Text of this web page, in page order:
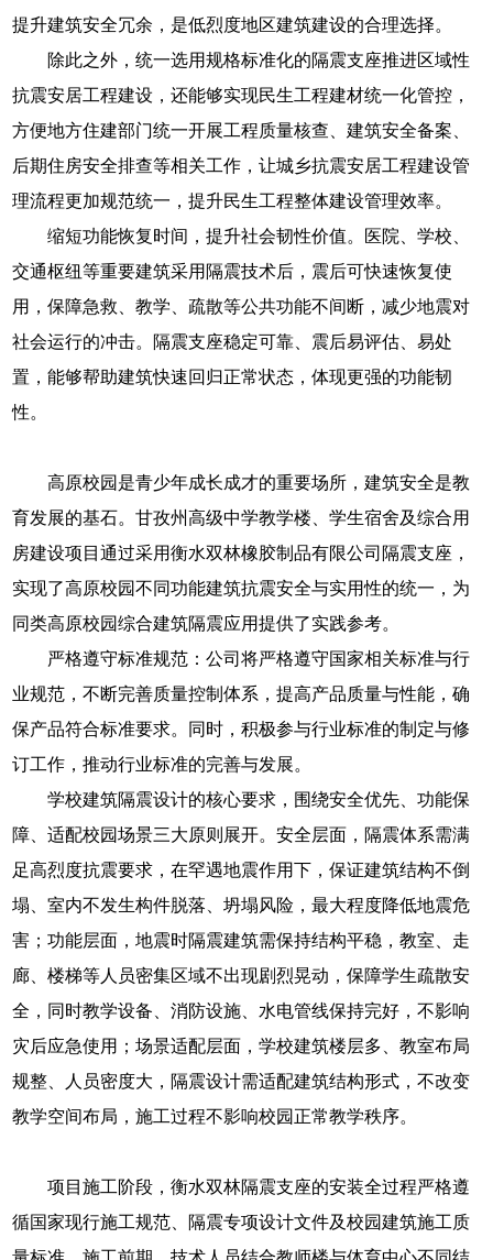
提升建筑安全冗余，是低烈度地区建筑建设的合理选择。
除此之外，统一选用规格标准化的隔震支座推进区域性
抗震安居工程建设，还能够实现民生工程建材统一化管控，
方便地方住建部门统一开展工程质量核查、建筑安全备案、
后期住房安全排查等相关工作，让城乡抗震安居工程建设管
理流程更加规范统一，提升民生工程整体建设管理效率。
缩短功能恢复时间，提升社会韧性价值。医院、学校、
交通枢纽等重要建筑采用隔震技术后，震后可快速恢复使
用，保障急救、教学、疏散等公共功能不间断，减少地震对
社会运行的冲击。隔震支座稳定可靠、震后易评估、易处
置，能够帮助建筑快速回归正常状态，体现更强的功能韧
性。
高原校园是青少年成长成才的重要场所，建筑安全是教
育发展的基石。甘孜州高级中学教学楼、学生宿舍及综合用
房建设项目通过采用衡水双林橡胶制品有限公司隔震支座，
实现了高原校园不同功能建筑抗震安全与实用性的统一，为
同类高原校园综合建筑隔震应用提供了实践参考。
严格遵守标准规范：公司将严格遵守国家相关标准与行
业规范，不断完善质量控制体系，提高产品质量与性能，确
保产品符合标准要求。同时，积极参与行业标准的制定与修
订工作，推动行业标准的完善与发展。
学校建筑隔震设计的核心要求，围绕安全优先、功能保
障、适配校园场景三大原则展开。安全层面，隔震体系需满
足高烈度抗震要求，在罕遇地震作用下，保证建筑结构不倒
塌、室内不发生构件脱落、坍塌风险，最大程度降低地震危
害；功能层面，地震时隔震建筑需保持结构平稳，教室、走
廊、楼梯等人员密集区域不出现剧烈晃动，保障学生疏散安
全，同时教学设备、消防设施、水电管线保持完好，不影响
灾后应急使用；场景适配层面，学校建筑楼层多、教室布局
规整、人员密度大，隔震设计需适配建筑结构形式，不改变
教学空间布局，施工过程不影响校园正常教学秩序。
项目施工阶段，衡水双林隔震支座的安装全过程严格遵
循国家现行施工规范、隔震专项设计文件及校园建筑施工质